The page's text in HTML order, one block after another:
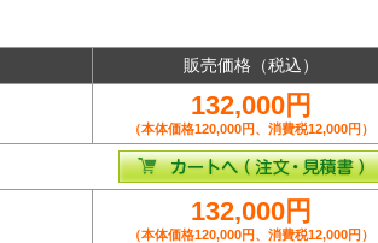
販売価格（税込）
132,000円
（本体価格120,000円、消費税12,000円）
132,000円
（本体価格120,000円、消費税12,000円）